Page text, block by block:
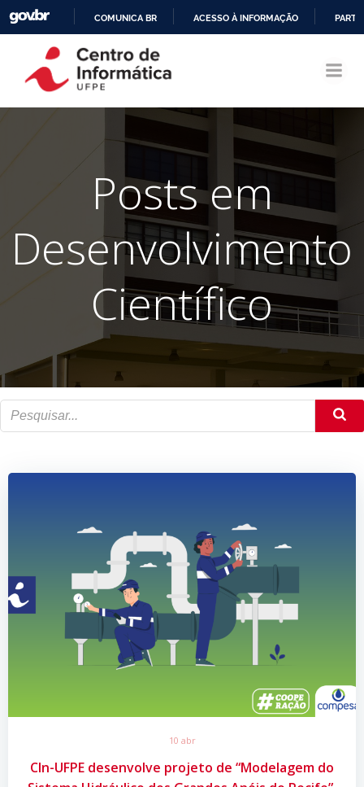
CONTEÚDO
COMUNICA BR ACESSO À INFORMAÇÃO
Posts em
Desenvolvimento
Científico
10 abr
CIn-UFPE desenvolve projeto de “Modelagem do